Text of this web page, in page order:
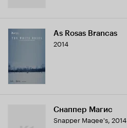
As Rosas Brancas
2014
Снаппер Магис
Snapper Magee's, 2014